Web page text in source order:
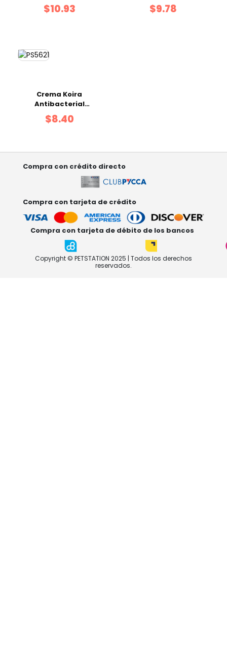
$10.93 $9.78
Crema Koira
Antibacterial
Heridas, Llagas,
Quemaduras, Hongos
$8.40
Compra con crédito directo
Compra con tarjeta de crédito
Compra con tarjeta de débito de los bancos
Copyright © PETSTATION 2025 | Todos los derechos
reservados.